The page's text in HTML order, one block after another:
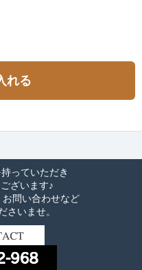
れる
っていただき
ざいます♪
問い合わせなど
さいませ。